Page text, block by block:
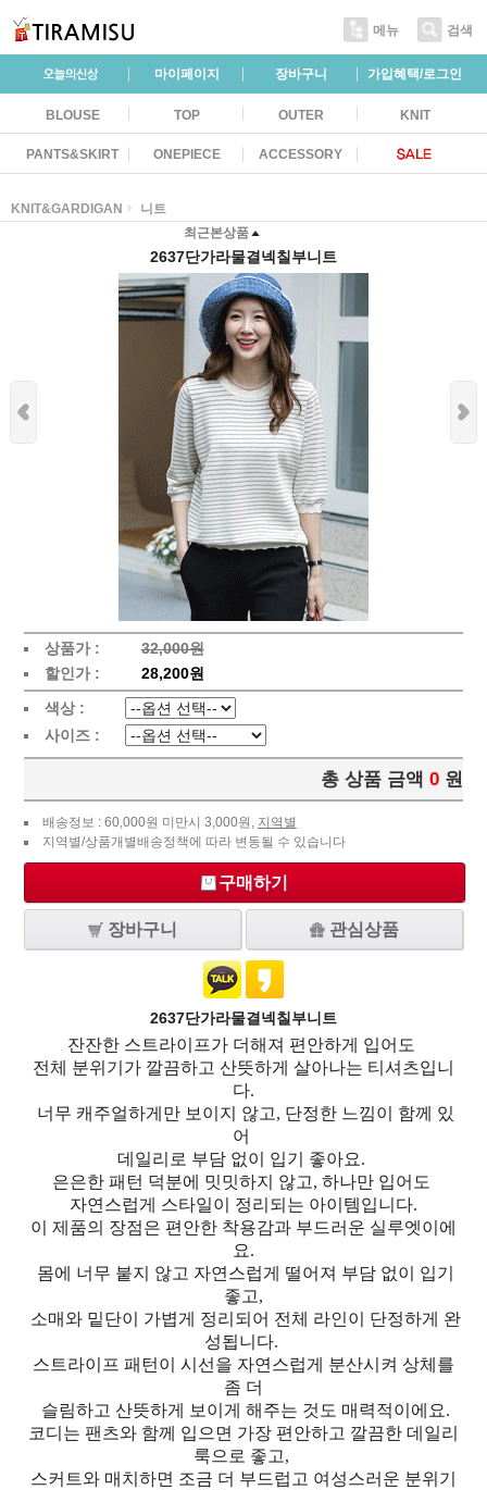
메뉴 검색
마이페이지 장바구니 가입혜택/로그인
BLOUSE TOP OUTER KNIT
PANTS&SKIRT ONEPIECE ACCESSORY
KNIT&GARDIGAN
니트
최근본상품
2637단가라물결넥칠부니트
상품가 :
32,000원
할인가 :
28,200원
색상 :
사이즈 :
총 상품 금액 0 원
배송정보 : 60,000원 미만시 3,000원, 지역별
지역별/상품개별배송정책에 따라 변동될 수 있습니다
구매하기
장바구니 관심상품
2637단가라물결넥칠부니트
잔잔한 스트라이프가 더해져 편안하게 입어도
전체 분위기가 깔끔하고 산뜻하게 살아나는 티셔츠입니
다.
너무 캐주얼하게만 보이지 않고, 단정한 느낌이 함께 있
어
데일리로 부담 없이 입기 좋아요.
은은한 패턴 덕분에 밋밋하지 않고, 하나만 입어도
자연스럽게 스타일이 정리되는 아이템입니다.
이 제품의 장점은 편안한 착용감과 부드러운 실루엣이에
요.
몸에 너무 붙지 않고 자연스럽게 떨어져 부담 없이 입기
좋고,
소매와 밑단이 가볍게 정리되어 전체 라인이 단정하게 완
성됩니다.
스트라이프 패턴이 시선을 자연스럽게 분산시켜 상체를
좀 더
슬림하고 산뜻하게 보이게 해주는 것도 매력적이에요.
코디는 팬츠와 함께 입으면 가장 편안하고 깔끔한 데일리
룩으로 좋고,
스커트와 매치하면 조금 더 부드럽고 여성스러운 분위기